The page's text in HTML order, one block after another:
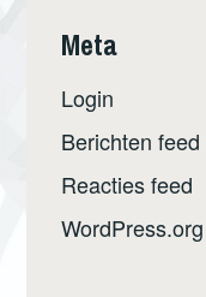
Meta
Login
Berichten feed
Reacties feed
WordPress.org